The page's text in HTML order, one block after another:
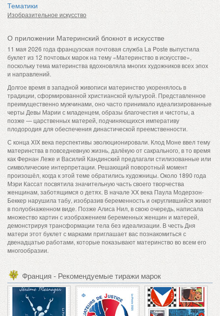
Тематики
Изобразительное искусство
О приложении Материнский блокнот в искусстве
11 мая 2026 года французская почтовая служба La Poste выпустила
буклет из 12 почтовых марок на тему «Материнство в искусстве»,
поскольку тема материнства вдохновляла многих художников всех эпох
и направлений.
Долгое время в западной живописи материнство укоренялось в
традиции, сформированной христианской культурой. Представленное
преимущественно мужчинами, оно часто принимало идеализированные
черты Девы Марии с младенцем, образы благочестия и чистоты, а
позже — царственных матерей, подчиняющихся императиву
плодородия для обеспечения династической преемственности.
С конца XIX века перспективы эволюционировали. Клод Моне ввел тему
материнства в повседневную жизнь, далёкую от сакрального, в то время
как Фернан Леже и Василий Кандинский предлагали стилизованные или
символические интерпретации. Решающий поворотный момент
произошёл, когда к этой теме обратились художницы. Около 1890 года
Мэри Кассат посвятила значительную часть своего творчества
женщинам, заботящимся о детях. В начале XX века Паула Модерзон-
Беккер нарушила табу, изобразив беременность и округлившийся живот
в полуобнаженном виде. Позже Алиса Нил, в свою очередь, написала
множество картин с изображением беременных женщин и матерей,
демонстрируя трансформации тела без идеализации. В честь Дня
матери этот буклет с марками приглашает вас познакомиться с
двенадцатью работами, которые показывают материнство во всем его
многообразии.
Франция - Рекомендуемые тиражи марок